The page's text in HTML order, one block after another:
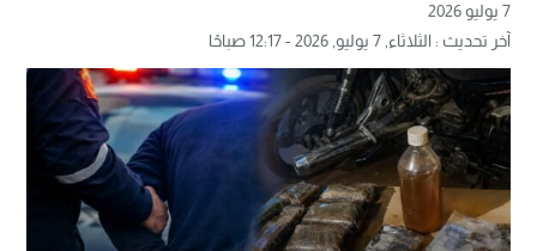
7 يوليو 2026
آخر تحديث :الثلاثاء, 7 يوليو, 2026 - 12:17 صباحًا